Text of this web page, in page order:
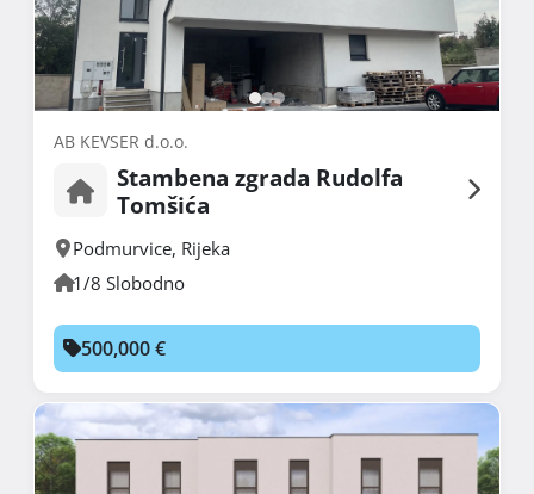
AB KEVSER d.o.o.
Stambena zgrada Rudolfa
Tomšića
Podmurvice, Rijeka
1/8 Slobodno
500,000 €